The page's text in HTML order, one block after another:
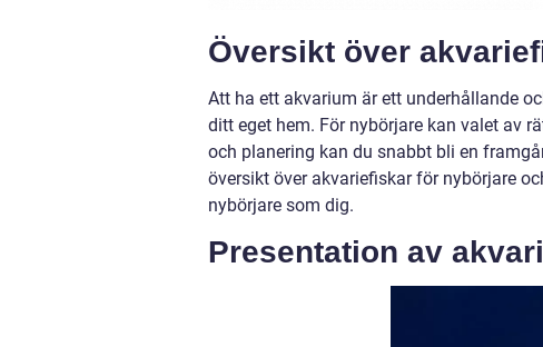
Översikt över
Att ha ett akvarium är ett underhållande
ditt eget hem. För nybörjare kan valet av
och planering kan du snabbt bli en
översikt över akvariefiskar för nybörjare
nybörjare som dig.
Presentation av